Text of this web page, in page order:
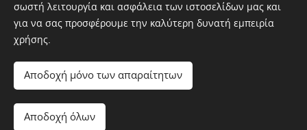
Share
σωστή λειτουργία και ασφάλεια των ιστοσελίδων μας και
για να σας προσφέρουμε την καλύτερη δυνατή εμπειρία
χρήσης.
Αποδοχή μόνο των απαραίτητων
Αποδοχή όλων